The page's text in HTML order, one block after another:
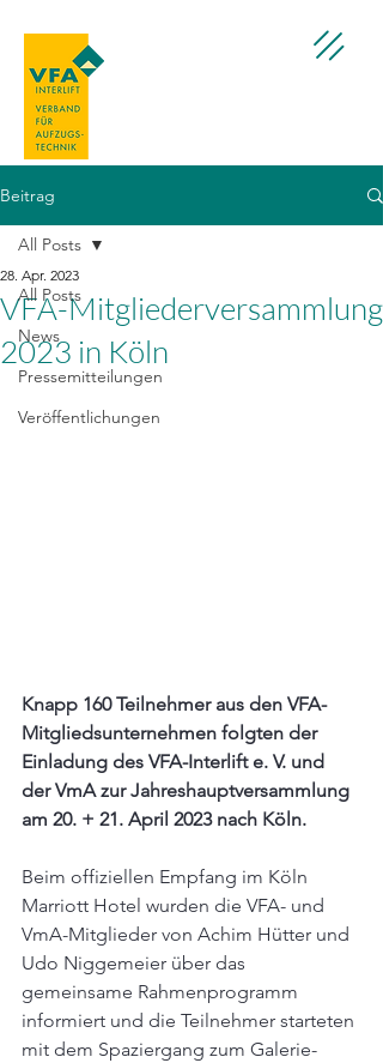
Beitrag
All Posts
News
Pressemitteilungen
Veröffentlichungen
All Posts
VFA-Mitgliederversammlung
2023 in Köln
28. Apr. 2023
Knapp 160 Teilnehmer aus den VFA-
Mitgliedsunternehmen folgten der
Einladung des VFA-Interlift e. V. und
der VmA zur Jahreshauptversammlung
am 20. + 21. April 2023 nach Köln.
Beim offiziellen Empfang im Köln
Marriott Hotel wurden die VFA- und
VmA-Mitglieder von Achim Hütter und
Udo Niggemeier über das
gemeinsame Rahmenprogramm
informiert und die Teilnehmer starteten
mit dem Spaziergang zum Galerie-